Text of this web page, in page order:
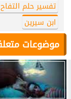
تفسير حلم
ابن سيرين
موضوعات